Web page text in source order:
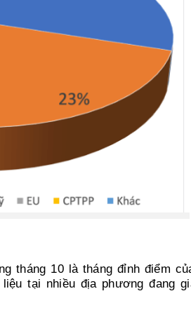
tháng 10 là tháng đỉnh điểm
tại nhiều địa phương đang